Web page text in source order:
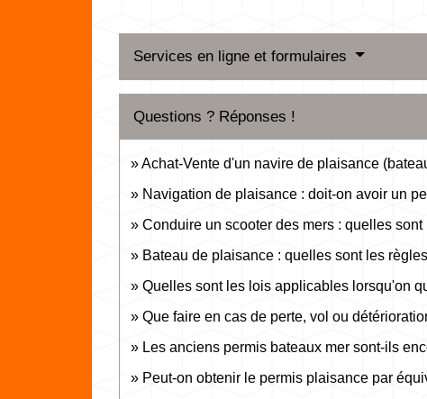
Services en ligne et formulaires
Questions ? Réponses !
Achat-Vente d'un navire de plaisance
Navigation de plaisance : doit-on avoir un
Conduire un scooter des mers : quelles sont
Bateau de plaisance : quelles sont les
Quelles sont les lois applicables lorsqu'on
Que faire en cas de perte, vol ou
Les anciens permis bateaux mer sont-ils
Peut-on obtenir le permis plaisance par